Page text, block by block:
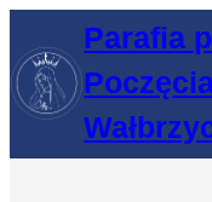
treści
Parafia